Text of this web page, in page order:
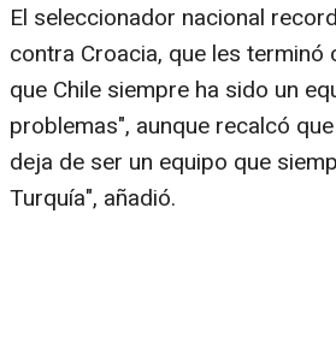
El seleccionador nacional
contra Croacia, que les
que Chile siempre ha sido un
problemas", aunque recalcó
deja de ser un equipo que
Turquía", añadió.